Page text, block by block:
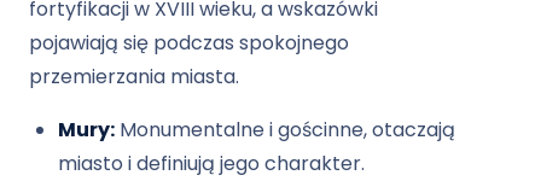
fortyfikacji w XVIII wieku, a wskazówki
pojawiają się podczas spokojnego
przemierzania miasta.
Mury: Monumentalne i gościnne, otaczają
miasto i definiują jego charakter.